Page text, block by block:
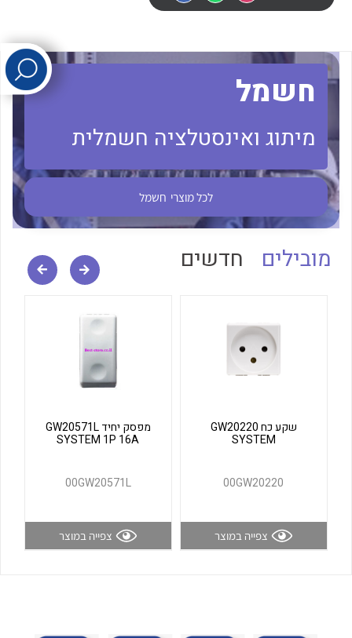
לכל מוצרי היצרן לכל מוצרי היצרן
לכל מוצרי היצרן לכל מוצרי היצרן
חשמל
מיתוג ואינסטלציה חשמלית
לכל מוצרי חשמל
מובילים חדשים
שקע כח GW20220
SYSTEM
00GW20220
צפייה במוצר
מפסק יחיד GW20571L
SYSTEM 1P 16A
00GW20571L
צפייה במוצר